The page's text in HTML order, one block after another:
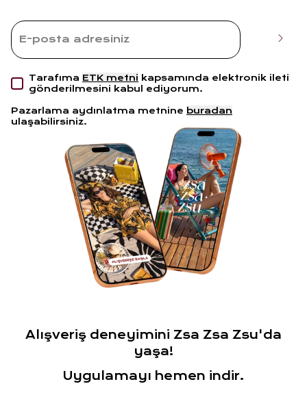
Tarafıma ETK metni kapsamında elektronik ileti
gönderilmesini kabul ediyorum.
Pazarlama aydınlatma metnine buradan
ulaşabilirsiniz.
Alışveriş deneyimini Zsa Zsa Zsu'da
yaşa!
Uygulamayı hemen indir.